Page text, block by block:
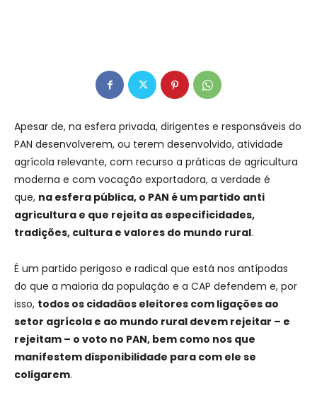
Apesar de, na esfera privada, dirigentes e responsáveis do
PAN desenvolverem, ou terem desenvolvido, atividade
agrícola relevante, com recurso a práticas de agricultura
moderna e com vocação exportadora, a verdade é
que, na esfera pública, o PAN é um partido anti
agricultura e que rejeita as especificidades,
tradições, cultura e valores do mundo rural.
É um partido perigoso e radical que está nos antípodas
do que a maioria da população e a CAP defendem e, por
isso, todos os cidadãos eleitores com ligações ao
setor agrícola e ao mundo rural devem rejeitar – e
rejeitam – o voto no PAN, bem como nos que
manifestem disponibilidade para com ele se
coligarem.